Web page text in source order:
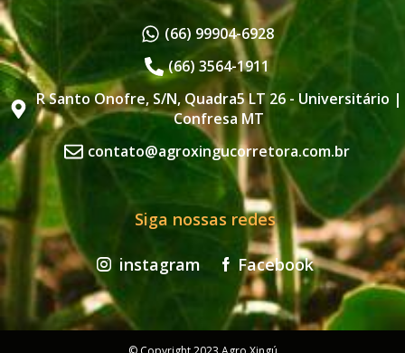
(66) 99904-6928
(66) 3564-1911
R Santo Onofre, S/N, Quadra5 LT 26 - Universitário |
Confresa MT
contato@agroxingucorretora.com.br
Siga nossas redes
instagram Facebook